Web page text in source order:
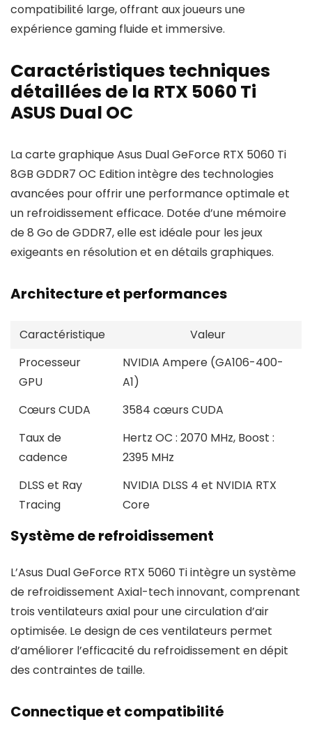
compatibilité large, offrant aux joueurs une
expérience gaming fluide et immersive.
Caractéristiques techniques
détaillées de la RTX 5060 Ti
ASUS Dual OC
La carte graphique Asus Dual GeForce RTX 5060 Ti
8GB GDDR7 OC Edition intègre des technologies
avancées pour offrir une performance optimale et
un refroidissement efficace. Dotée d’une mémoire
de 8 Go de GDDR7, elle est idéale pour les jeux
exigeants en résolution et en détails graphiques.
Architecture et performances
Caractéristique
Valeur
Processeur
GPU
NVIDIA Ampere (GA106-400-
A1)
Cœurs CUDA
3584 cœurs CUDA
Taux de
cadence
Hertz OC : 2070 MHz, Boost :
2395 MHz
DLSS et Ray
Tracing
NVIDIA DLSS 4 et NVIDIA RTX
Core
Système de refroidissement
L’Asus Dual GeForce RTX 5060 Ti intègre un système
de refroidissement Axial-tech innovant, comprenant
trois ventilateurs axial pour une circulation d’air
optimisée. Le design de ces ventilateurs permet
d’améliorer l’efficacité du refroidissement en dépit
des contraintes de taille.
Connectique et compatibilité